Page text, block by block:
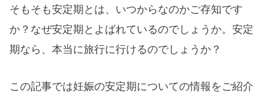
そもそも安定期とは、いつからなのかご存知です
か？なぜ安定期とよばれているのでしょうか。安定
期なら、本当に旅行に行けるのでしょうか？
この記事では妊娠の安定期についての情報をご紹介